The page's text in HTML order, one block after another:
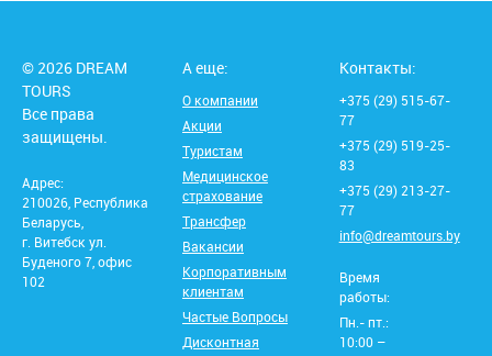
© 2026 DREAM
TOURS
Все права
защищены.
Адрес:
210026, Республика
Беларусь,
г. Витебск ул.
Буденого 7, офис
102
А еще:
О компании
Акции
Туристам
Медицинское
страхование
Трансфер
Вакансии
Корпоративным
клиентам
Частые Вопросы
Дисконтная
Контакты:
+375 (29) 515-67-
77
+375 (29) 519-25-
83
+375 (29) 213-27-
77
info@dreamtours.by
Время
работы:
Пн.- пт.:
10:00 –